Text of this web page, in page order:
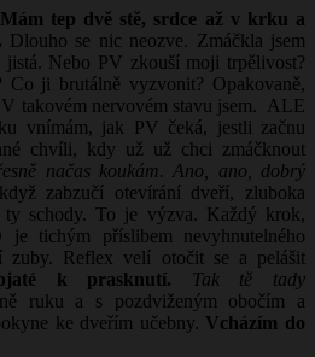
tep dvě stě, srdce až v krku a
Dlouho se nic neozve. Zmáčkla jsem
jistá. Nebo PV zkouší moji trpělivost?
Co ji brutálně vyzvonit? Opakovaně,
takovém nervovém stavu jsem.
ALE
vnímám, jak PV čeká, jestli začnu
chvíli, kdy už už chci zmáčknout
načas koukám. Ano, ano, dobrý
zabzučí otevírání dveří, zluboka
schody. To je výzva. Každý krok,
tichým příslibem nevyhnutelného
zuby. Reflex velí otočit se a pelášit
k prasknutí.
Tak tě tady
ruku a s pozdviženým obočím a
ke dveřím učebny. Vcházím do